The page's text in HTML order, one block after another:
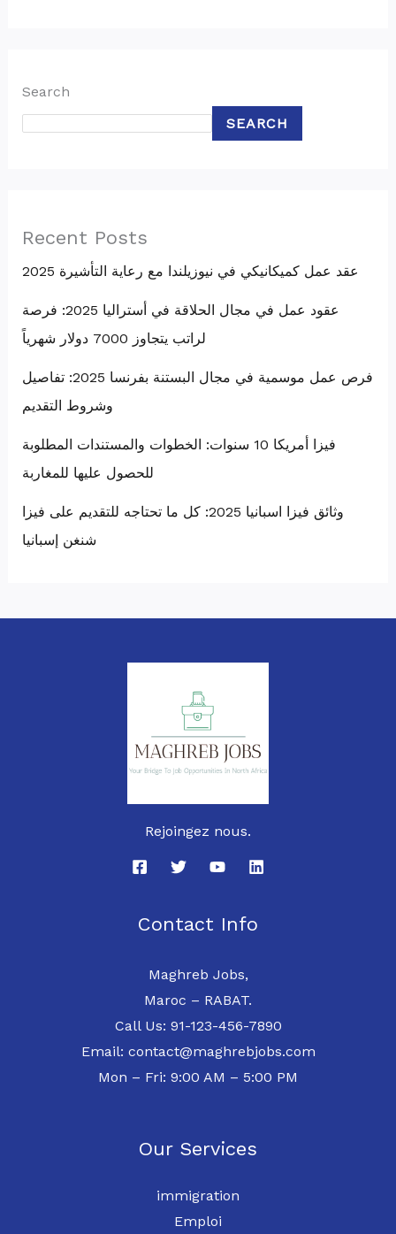
Search
SEARCH
Recent Posts
عقد عمل كميكانيكي في نيوزيلندا مع رعاية التأشيرة 2025
عقود عمل في مجال الحلاقة في أستراليا 2025: فرصة
لراتب يتجاوز 7000 دولار شهرياً
فرص عمل موسمية في مجال البستنة بفرنسا 2025: تفاصيل
وشروط التقديم
فيزا أمريكا 10 سنوات: الخطوات والمستندات المطلوبة
للحصول عليها للمغاربة
وثائق فيزا اسبانيا 2025: كل ما تحتاجه للتقديم على فيزا
شنغن إسبانيا
Rejoingez nous.
Contact Info
Maghreb Jobs,
Maroc – RABAT.
Call Us: 91-123-456-7890
Email: contact@maghrebjobs.com
Mon – Fri: 9:00 AM – 5:00 PM
Our Services
immigration
Emploi